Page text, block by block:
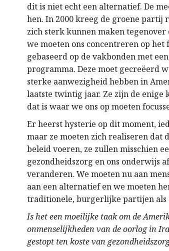
dit is niet echt een alternatief. De
hen. In 2000 kreeg de groene partij
zich sterk kunnen maken
we moeten ons concentreren op
gebaseerd op de vakbonden met
programma. Deze moet gecreëerd
sterke aanwezigheid hebben in
laatste twintig jaar. Ze zijn de
dat is waar we ons op moeten
Er heerst hysterie op dit moment,
maar ze moeten zich realiseren dat
beleid voeren, ze zullen misschien
gezondheidszorg en ons onderwijs
veranderen. We moeten nu aan
aan een alternatief en we moeten
traditionele, burgerlijke partijen als
Is het een moeilijke taak om de
onmenselijkheden van de oorlog in
gestopt ten koste van